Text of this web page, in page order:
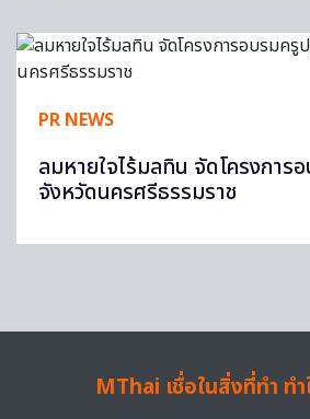
PR NEWS
ลมหายใจไร้มลทิน จัดโครงกา
จังหวัดนครศรีธรรมราช
MThai เชื่อในสิ่งที่ทำ ท